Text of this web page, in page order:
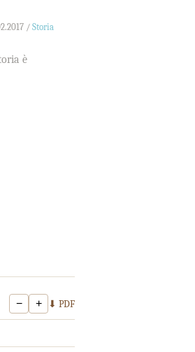
/ Storia
è
− + ⬇ PDF